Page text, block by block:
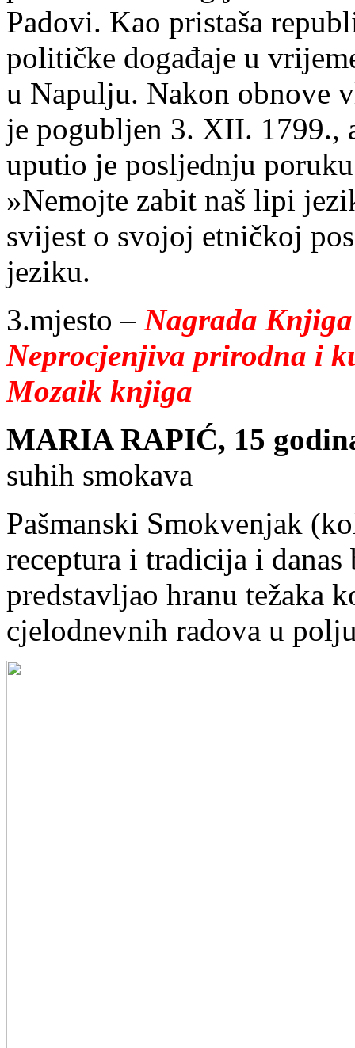
Padovi. Kao pristaša
političke događaje u
u Napulju. Nakon obnove
je pogubljen 3. XII. 1799.,
uputio je posljednju
»Nemojte zabit naš lipi
svijest o svojoj etničkoj
jeziku.
3.mjesto – Nagrada
Neprocjenjiva prirodna i
Mozaik knjiga
MARIA RAPIĆ, 15
suhih smokava
Pašmanski Smokvenjak
receptura i tradicija i
predstavljao hranu težaka
cjelodnevnih radova u